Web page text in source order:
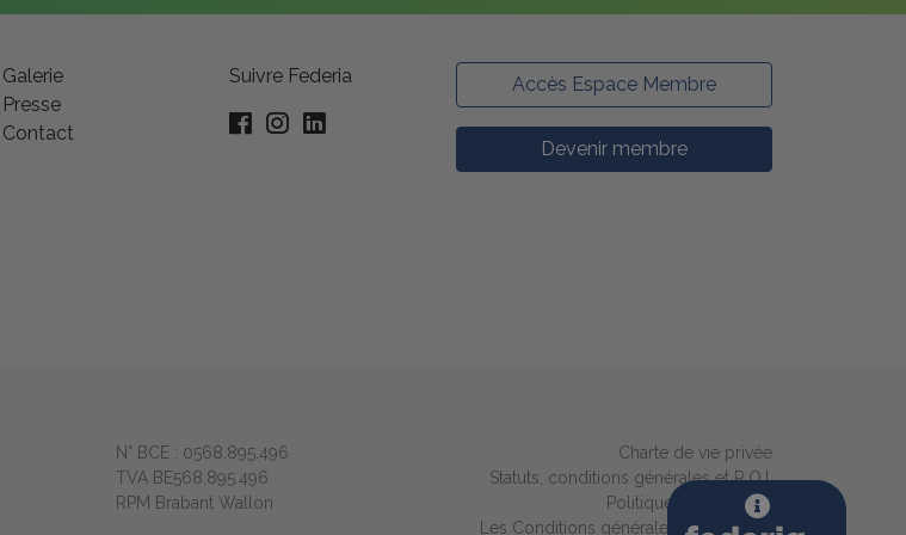
Galerie
Presse
Contact
Suivre Federia Accès Espace Membre
Devenir membre
N° BCE : 0568.895.496
TVA BE568.895.496
RPM Brabant Wallon
Charte de vie privée
Statuts, conditions générales et R.O.I.
Politique des cookies
Les Conditions générales de FEDERIA